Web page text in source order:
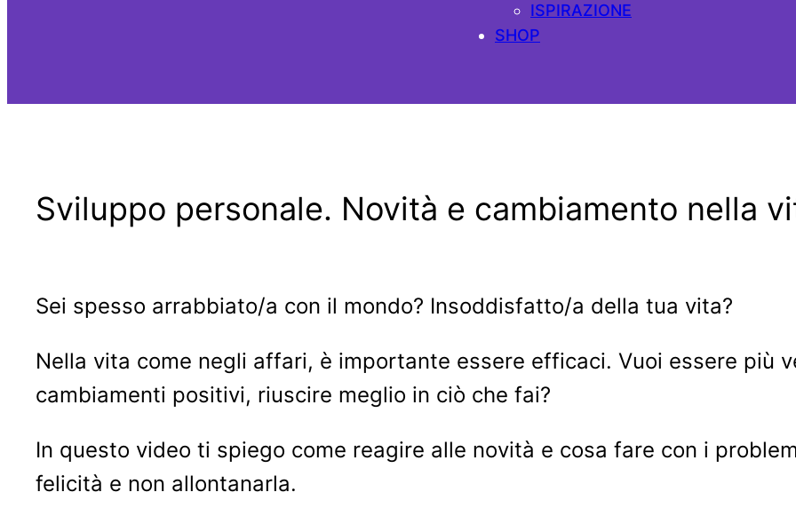
ISPIRAZIONE
SHOP
Sviluppo personale. Novità e cambiamento nella
Sei spesso arrabbiato/a con il mondo? Insoddisfatto/a della tua vita?
Nella vita come negli affari, è importante essere efficaci. Vuoi essere più
cambiamenti positivi, riuscire meglio in ciò che fai?
In questo video ti spiego come reagire alle novità e cosa fare con i
felicità e non allontanarla.